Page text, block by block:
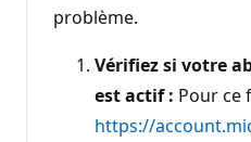
problème.
Vérifiez si votre
est actif : Pour ce
https://